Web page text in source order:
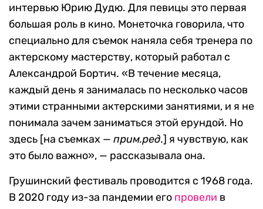
интервью Юрию Дудю. Для певицы это первая
большая роль в кино. Монеточка говорила, что
специально для съемок наняла себя тренера по
актерскому мастерству, который работал с
Александрой Бортич. «В течение месяца,
каждый день я занималась по несколько часов
этими странными актерскими занятиями, и я не
понимала зачем заниматься этой ерундой. Но
здесь [на съемках — прим.ред.] я чувствую, как
это было важно», — рассказывала она.
Грушинский фестиваль проводится с 1968 года.
В 2020 году из-за пандемии его провели в